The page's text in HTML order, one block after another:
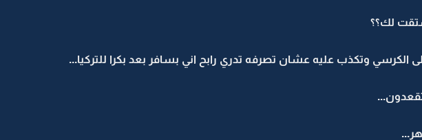
لك؟؟
الكرسي وتكذب عليه عشان تصرفه تدري رابح اني بسافر بعد بكرا للتركيا...